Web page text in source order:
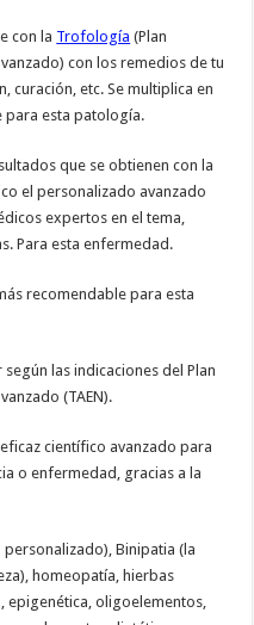
con la Trofología (Plan
con los remedios de tu
curación, etc. Se multiplica en
para esta patología.
que se obtienen con la
el personalizado avanzado
expertos en el tema,
Para esta enfermedad.
recomendable para esta
las indicaciones del Plan
(TAEN).
científico avanzado para
o enfermedad, gracias a la
Binipatia (la
homeopatía, hierbas
epigenética, oligoelementos,